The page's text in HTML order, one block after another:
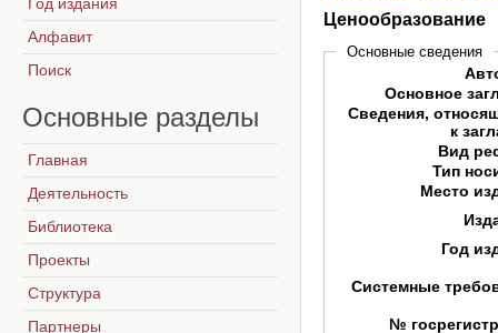
Ценообразование
Основные сведения
Основное
Сведения,
к
Вид
Тип
Место
Год
Системные
№
Год издания
Алфавит
Поиск
Основные разделы
Главная
Деятельность
Библиотека
Проекты
Структура
Партнеры